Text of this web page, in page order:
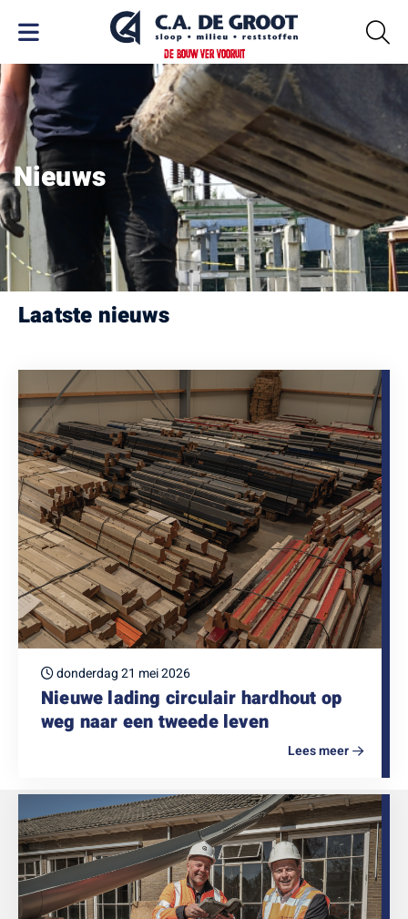
DE BOUW VER VOORUIT
Nieuws
Laatste nieuws
donderdag 21 mei 2026
Nieuwe lading circulair hardhout op
weg naar een tweede leven
Lees meer